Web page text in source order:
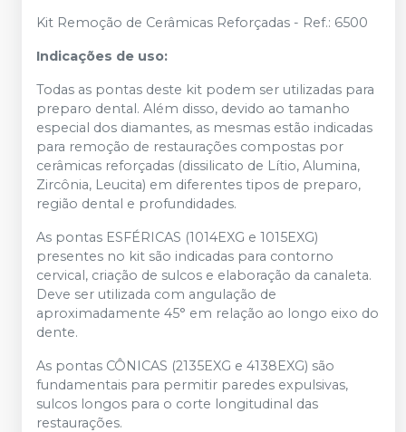
Kit Remoção de Cerâmicas Reforçadas - Ref.: 6500
Indicações de uso:
Todas as pontas deste kit podem ser utilizadas para
preparo dental. Além disso, devido ao tamanho
especial dos diamantes, as mesmas estão indicadas
para remoção de restaurações compostas por
cerâmicas reforçadas (dissilicato de Lítio, Alumina,
Zircônia, Leucita) em diferentes tipos de preparo,
região dental e profundidades.
As pontas ESFÉRICAS (1014EXG e 1015EXG)
presentes no kit são indicadas para contorno
cervical, criação de sulcos e elaboração da canaleta.
Deve ser utilizada com angulação de
aproximadamente 45° em relação ao longo eixo do
dente.
As pontas CÔNICAS (2135EXG e 4138EXG) são
fundamentais para permitir paredes expulsivas,
sulcos longos para o corte longitudinal das
restaurações.